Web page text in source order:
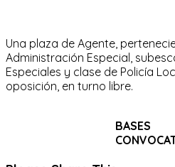
Una plaza de Agente,
Administración Especial,
Especiales y clase de Policía
oposición, en turno libre.
BASES